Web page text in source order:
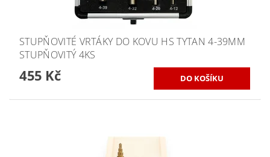
STUPŇOVITÉ VRTÁKY DO KOVU HS TYTAN 4-39MM
STUPŇOVITÝ 4KS
455 Kč